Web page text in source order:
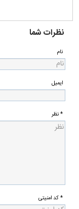
نظرات شما
نام
ایمیل
* نظر
* کد امنیتی